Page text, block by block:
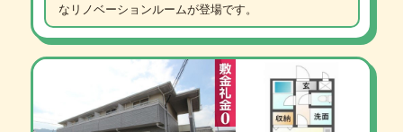
なリノベーションルームが登場です。